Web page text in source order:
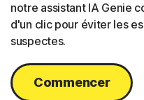
notre assistant IA Genie
d'un clic pour éviter les
suspectes.
Commencer